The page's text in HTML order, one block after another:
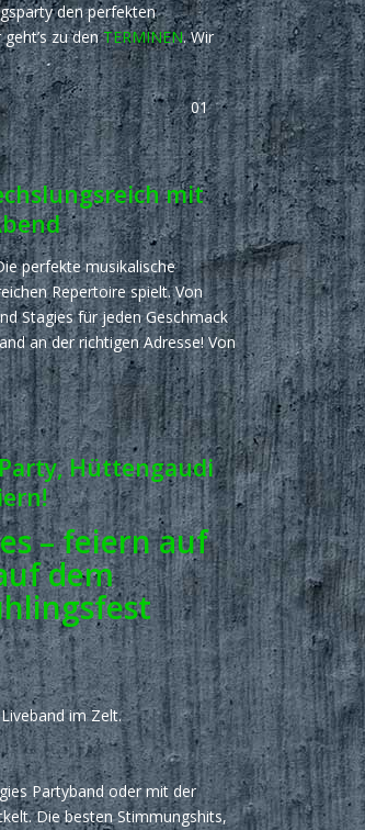
den perfekten
zu denTERMINEN. Wir
01
mit
perfekte musikalische
Repertoire spielt. Von
Stagies für jeden Geschmack
an der richtigen Adresse! Von
Hüttengaudi
– feiern auf
dem
im Zelt.
Partyband oder mit der
Die besten Stimmungshits,